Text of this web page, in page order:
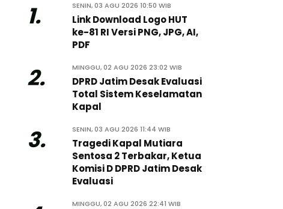
1. SENIN, 03 AGU 2026 10:50 WIB
Link Download Logo HUT
ke-81 RI Versi PNG, JPG, AI,
PDF
2. MINGGU, 02 AGU 2026 23:02 WIB
DPRD Jatim Desak Evaluasi
Total Sistem Keselamatan
Kapal
3. SENIN, 03 AGU 2026 11:44 WIB
Tragedi Kapal Mutiara
Sentosa 2 Terbakar, Ketua
Komisi D DPRD Jatim Desak
Evaluasi
MINGGU, 02 AGU 2026 22:41 WIB